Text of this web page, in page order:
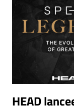
HEAD